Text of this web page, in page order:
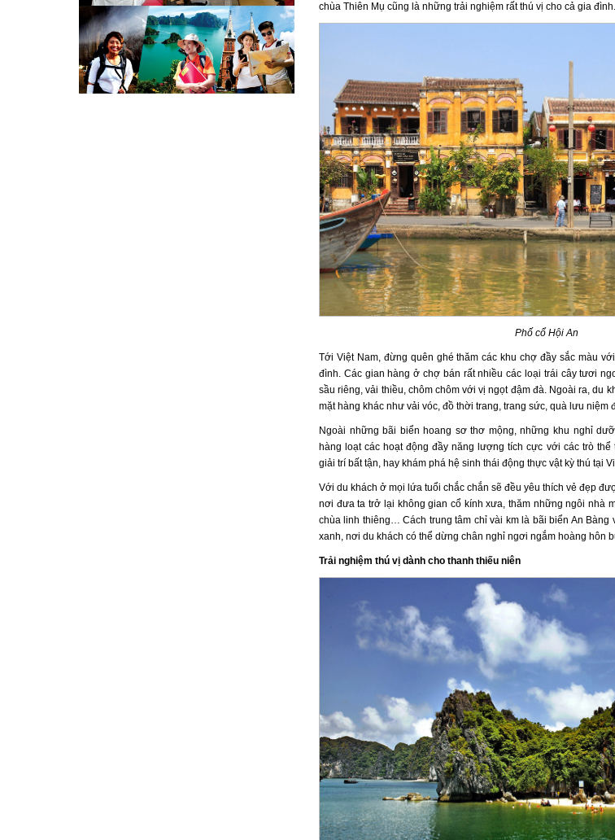
chùa Thiên Mụ cũng là những trải nghiệm rất thú vị cho cả gia đình.
Phố cổ Hội An
Tới Việt Nam, đừng quên ghé thăm các khu chợ đầy sắc màu
đình. Các gian hàng ở chợ bán rất nhiều các loại trái cây tươi
sầu riêng, vải thiều, chôm chôm với vị ngọt đậm đà. Ngoài ra, du
mặt hàng khác như vải vóc, đồ thời trang, trang sức, quà lưu niệm
Ngoài những bãi biển hoang sơ thơ mộng, những khu nghỉ
hàng loạt các hoạt động đầy năng lượng tích cực với các trò
giải trí bất tận, hay khám phá hệ sinh thái động thực vật kỳ thú tại
Với du khách ở mọi lứa tuổi chắc chắn sẽ đều yêu thích vẻ đẹp
nơi đưa ta trở lại không gian cổ kính xưa, thăm những ngôi nhà
chùa linh thiêng… Cách trung tâm chỉ vài km là bãi biển An Bàng
xanh, nơi du khách có thể dừng chân nghỉ ngơi ngắm hoàng hôn
Trải nghiệm thú vị dành cho thanh thiếu niên